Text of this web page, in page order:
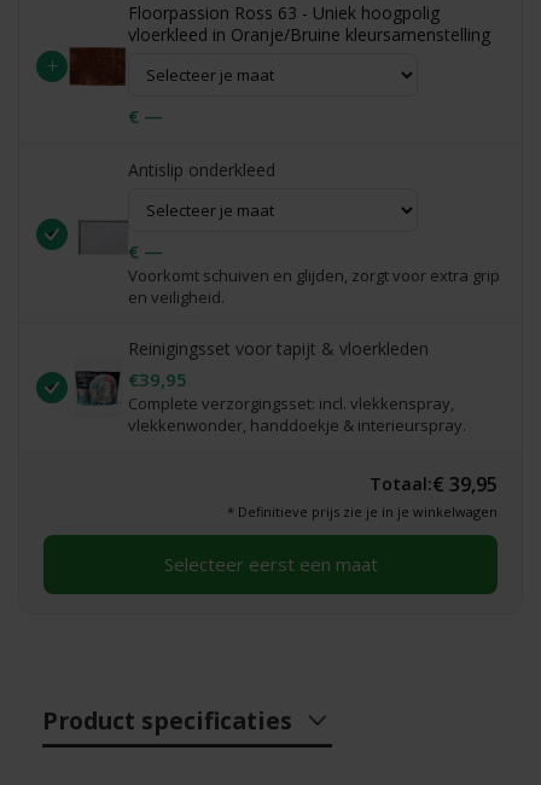
+
Floorpassion Ross 63 - Uniek hoogpolig
vloerkleed in Oranje/Bruine kleursamenstelling
€ —
Antislip onderkleed
€ —
Voorkomt schuiven en glijden, zorgt voor extra grip
en veiligheid.
Reinigingsset voor tapijt & vloerkleden
€39,95
Complete verzorgingsset: incl. vlekkenspray,
vlekkenwonder, handdoekje & interieurspray.
Totaal:€ 39,95
* Definitieve prijs zie je in je winkelwagen
Selecteer eerst een maat
Product specificaties